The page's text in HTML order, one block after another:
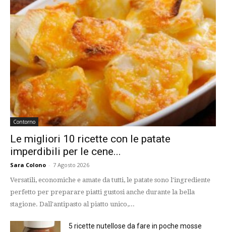
Contorno
Le migliori 10 ricette con le patate
imperdibili per le cene...
Sara Colono - 7 Agosto 2026
Versatili, economiche e amate da tutti, le patate sono l'ingrediente
perfetto per preparare piatti gustosi anche durante la bella
stagione. Dall'antipasto al piatto unico,...
5 ricette nutellose da fare in poche mosse